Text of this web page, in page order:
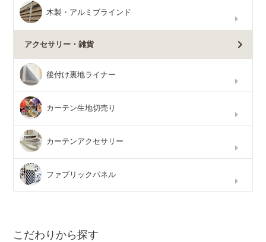
木製・アルミブラインド
アクセサリー・雑貨
後付け裏地ライナー
カーテン生地切売り
カーテンアクセサリー
ファブリックパネル
こだわりから探す